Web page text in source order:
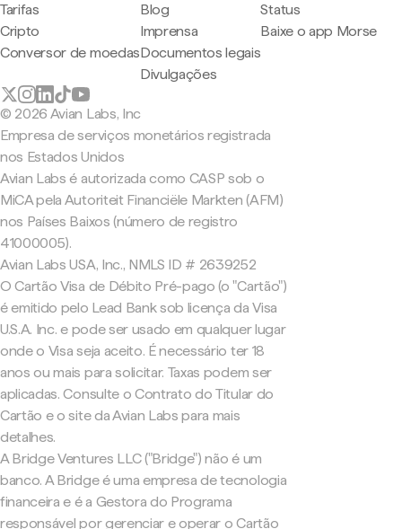
Tarifas
Cripto
Conversor de moedas
Blog
Imprensa
Documentos legais
Divulgações
Status
Baixe o app Morse
© 2026 Avian Labs, Inc
Empresa de serviços monetários registrada
nos Estados Unidos
Avian Labs é autorizada como CASP sob o
MiCA pela Autoriteit Financiële Markten (AFM)
nos Países Baixos (número de registro
41000005).
Avian Labs USA, Inc., NMLS ID # 2639252
O Cartão Visa de Débito Pré-pago (o "Cartão")
é emitido pelo Lead Bank sob licença da Visa
U.S.A. Inc. e pode ser usado em qualquer lugar
onde o Visa seja aceito. É necessário ter 18
anos ou mais para solicitar. Taxas podem ser
aplicadas. Consulte o Contrato do Titular do
Cartão e o site da Avian Labs para mais
detalhes.
A Bridge Ventures LLC ("Bridge") não é um
banco. A Bridge é uma empresa de tecnologia
financeira e é a Gestora do Programa
responsável por gerenciar e operar o Cartão